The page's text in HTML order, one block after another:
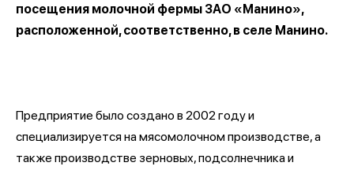
посещения молочной фермы ЗАО «Манино»,
расположенной, соответственно, в селе Манино.
Предприятие было создано в 2002 году и
специализируется на мясомолочном производстве, а
также производстве зерновых, подсолнечника и